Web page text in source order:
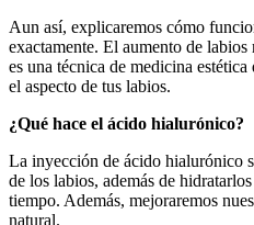
Aun así, explicaremos cómo
exactamente. El aumento de
es una técnica de medicina
el aspecto de tus labios.
¿Qué hace el ácido hialurónico?
La inyección de ácido hialurónico
de los labios, además de
tiempo. Además, mejoraremos
natural.